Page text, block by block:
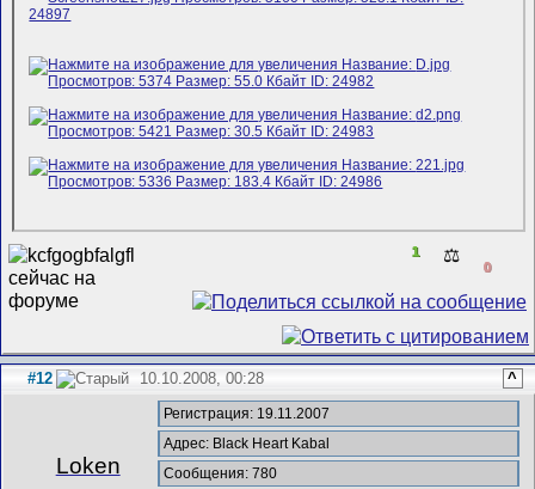
1 ⚖️
0
#12 10.10.2008, 00:28 ^
Loken
Регистрация: 19.11.2007
Адрес: Black Heart Kabal
Сообщения: 780